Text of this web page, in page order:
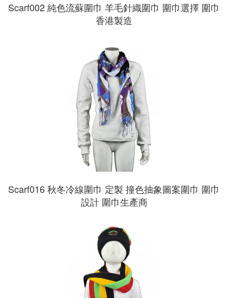
Scarf002 純色流蘇圍巾 羊毛針織圍巾 圍巾選擇 圍巾
香港製造
Scarf016 秋冬冷線圍巾 定製 撞色抽象圖案圍巾 圍巾
設計 圍巾生產商